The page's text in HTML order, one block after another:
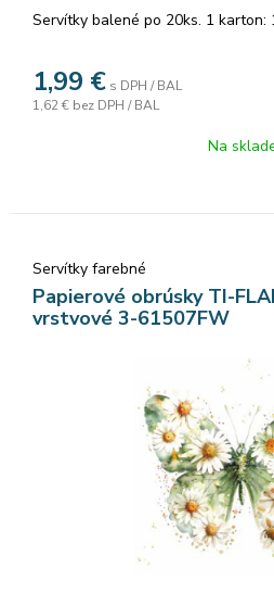
Servítky balené po 20ks. 1 karton:
1,99 € s DPH / BAL
1,62 € bez DPH / BAL
Na
Servítky farebné
Papierové obrúsky TI-
vrstvové 3-61507FW